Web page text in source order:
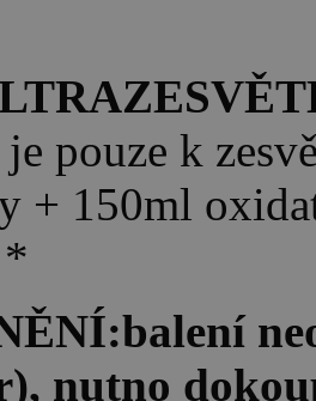
pouze k
+ 150ml
nutno